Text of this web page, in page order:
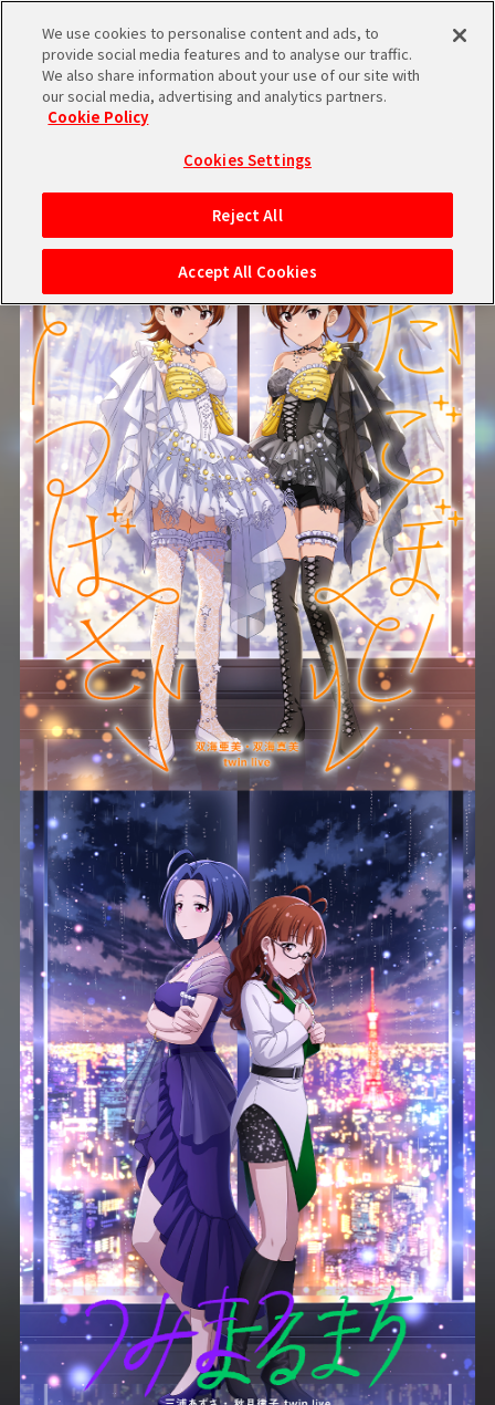
TOPGOODSATTENTIONQ&A
We use cookies to personalise content and ads, to
provide social media features and to analyse our traffic.
We also share information about your use of our site with
our social media, advertising and analytics partners.
Cookie Policy
Cookies Settings
Reject All
Accept All Cookies